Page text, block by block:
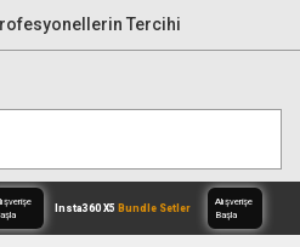
Tercihi